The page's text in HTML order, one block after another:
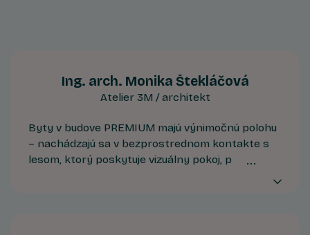
Ing. arch. Monika Štekláčová
Atelier 3M / architekt
Byty v budove PREMIUM majú výnimočnú polohu
– nachádzajú sa v bezprostrednom kontakte s
lesom, ktorý poskytuje vizuálny pokoj, prirodzené